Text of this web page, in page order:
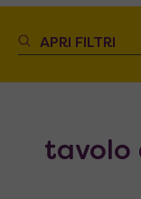
APRI FILTRI
tavolo